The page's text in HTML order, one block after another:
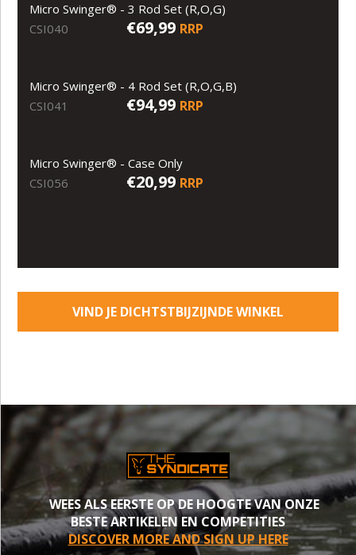
Micro Swinger® - 3 Rod Set (R,O,G)
CSI040
€69,99 RRP
Micro Swinger® - 4 Rod Set (R,O,G,B)
CSI041
€94,99 RRP
Micro Swinger® - Case Only
CSI056
€20,99 RRP
VIND JE DICHTSTBIJZIJNDE WINKEL
WEES ALS EERSTE OP DE HOOGTE VAN ONZE
BESTE ARTIKELEN EN COMPETITIES
DISCOVER MORE AND SIGN UP HERE